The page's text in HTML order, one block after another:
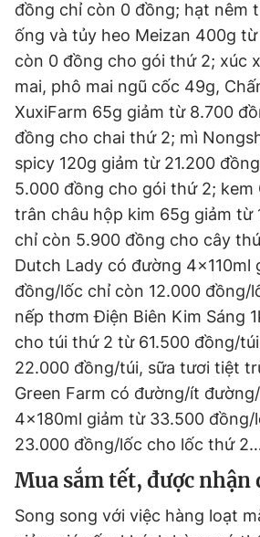
đồng chỉ còn 0 đồng; hạt nêm
ống và tủy heo Meizan 400g
còn 0 đồng cho gói thứ 2; xúc
mai, phô mai ngũ cốc 49g,
XuxiFarm 65g giảm từ 8.700
đồng cho chai thứ 2; mì
spicy 120g giảm từ 21.200
5.000 đồng cho gói thứ 2; kem
trân châu hộp kim 65g giảm từ
chỉ còn 5.900 đồng cho cây
Dutch Lady có đường 4x110ml
đồng/lốc chỉ còn 12.000 đồng/
nếp thơm Điện Biên Kim Sáng
cho túi thứ 2 từ 61.500 đồng/
22.000 đồng/túi, sữa tươi tiệt
Green Farm có đường/ít
4x180ml giảm từ 33.500 đồng/
23.000 đồng/lốc cho lốc thứ
Mua sắm tết, được nhận
Song song với việc hàng loạt